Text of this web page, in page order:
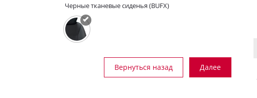
Черные тканевые сиденья (BUFX)
Вернуться назад Далее